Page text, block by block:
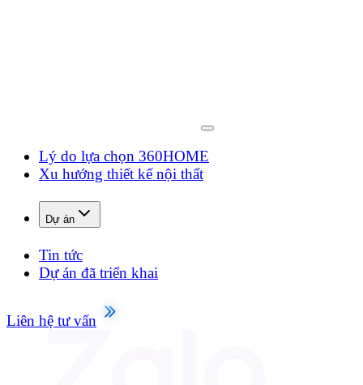
Lý do lựa chọn 360HOME
Xu hướng thiết kế nội thất
Dự án
Tin tức
Dự án đã triển khai
Liên hệ tư vấn